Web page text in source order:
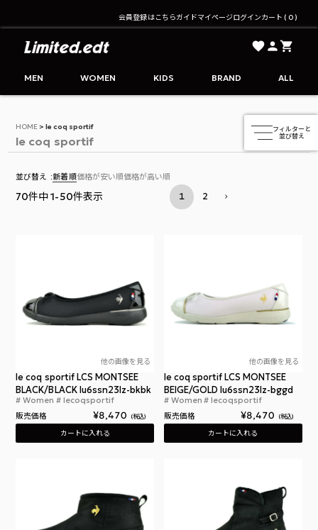
会員登録はこちらガイドマイページログインカート 0
Limited.edt - リミテッドエディション公式オンライ
MEN WOMEN KIDS BRAND ALL
HOME le coq sportif
le coq sportif
並び替え 新着順価格が安い順価格が高い順
70件中1-50件表示 1 2
他の画像を見る
ルコックスポルティフ LCS モンスリー ブラック
le coq sportif LCS MONTSEE
BLACK/BLACK lu6ssn23lz-bkbk
Women lecoqsportif
販売価格 ¥8,470 税込
カートに入れる
他の画像を見る
le coq sportif LCS MONTSEE
BEIGE/GOLD lu6ssn23lz-bggd
Women lecoqsportif
販売価格 ¥8,470 税込
カートに入れる